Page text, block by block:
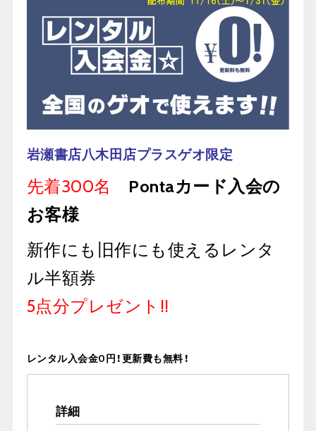
岩瀬書店八木田店プラスゲオ限定
先着300名
Pontaカード入会の
お客様
新作にも旧作にも使えるレンタ
ル半額券
5点分プレゼント!!
レンタル入会金0円！更新費も無料！
詳細